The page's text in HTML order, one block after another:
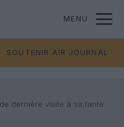
MENU
SOUTENIR AIR JOURNAL
dernière visite à sa tante